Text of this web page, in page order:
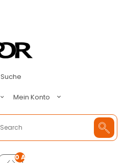
Suche
Mein Konto
0 Artikel - €0,00